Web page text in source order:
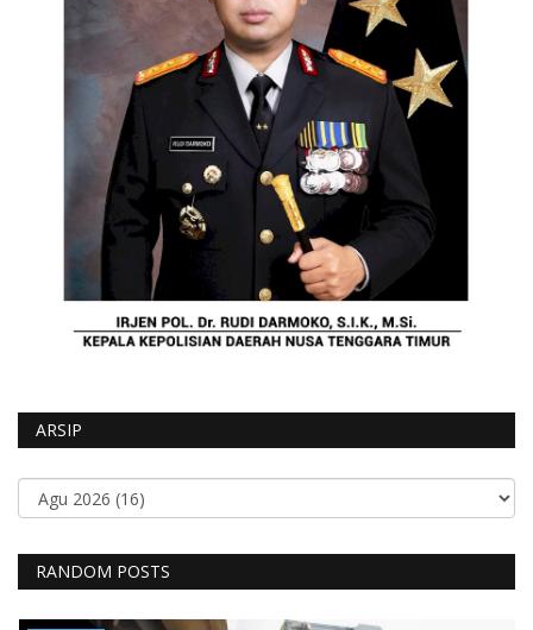
ARSIP
RANDOM POSTS